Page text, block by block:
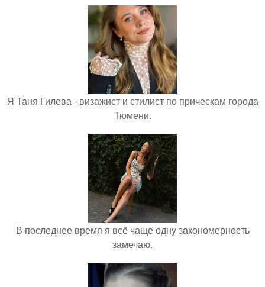
Я Таня Гилева - визажист и стилист по прическам города
Тюмени.
В последнее время я всё чаще одну закономерность
замечаю.